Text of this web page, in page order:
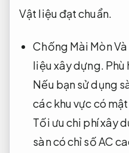
Vật liệu đạt chuẩn.
Chống Mài Mòn
liệu xây dựng. Phù
Nếu bạn sử dụng
các khu vực có
Tối ưu chi phí xây
sàn có chỉ số AC